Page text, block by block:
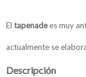
El tapenadees muy
actualmente se
Descripción